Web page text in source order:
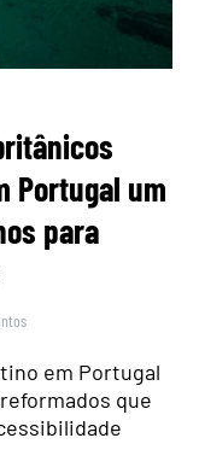
Portugal um
para
em Portugal
que